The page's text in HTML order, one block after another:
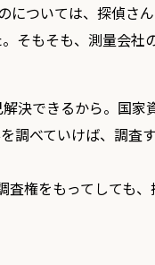
については、探偵さ
そもそも、測量会
決できるから。国
調べていけば、調
権をもってしても